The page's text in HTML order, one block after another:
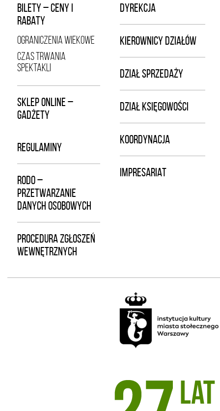
BILETY – CENY I
RABATY
OGRANICZENIA WIEKOWE
CZAS TRWANIA
SPEKTAKLI
SKLEP ONLINE –
GADŻETY
REGULAMINY
RODO –
PRZETWARZANIE
DANYCH OSOBOWYCH
PROCEDURA ZGŁOSZEŃ
WEWNĘTRZNYCH
DYREKCJA
KIEROWNICY DZIAŁÓW
DZIAŁ SPRZEDAŻY
DZIAŁ KSIĘGOWOŚCI
KOORDYNACJA
IMPRESARIAT